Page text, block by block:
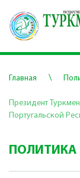
Главная \
Президент
Португальской
ПОЛИТИКА